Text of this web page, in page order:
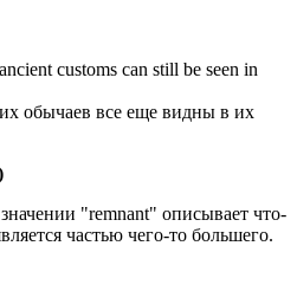
customs can still be seen in
обычаев все еще видны в их
"remnant" описывает что-
частью чего-то большего.